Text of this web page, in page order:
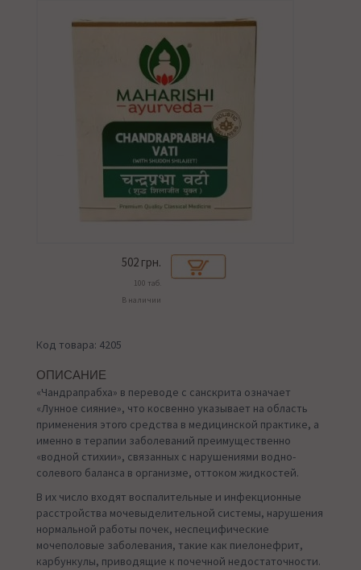
502 грн.
100 таб.
В наличии
Код товара: 4205
ОПИСАНИЕ
«Чандрапрабха» в переводе с санскрита означает
«Лунное сияние», что косвенно указывает на область
применения этого средства в медицинской практике, а
именно в терапии заболеваний преимущественно
«водной стихии», связанных с нарушениями водно-
солевого баланса в организме, оттоком жидкостей.
В их число входят воспалительные и инфекционные
расстройства мочевыделительной системы, нарушения
нормальной работы почек, неспецифические
мочеполовые заболевания, такие как пиелонефрит,
карбункулы, приводящие к почечной недостаточности.